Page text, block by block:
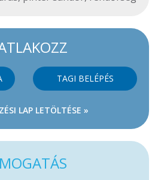
TAGI BELÉPÉS
LAP LETÖLTÉSE »